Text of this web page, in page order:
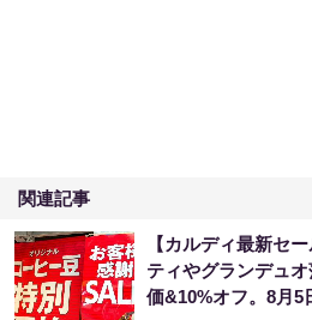
関連記事
【カルディ最新セ
ティやグランデュ
価&10%オフ。8月5